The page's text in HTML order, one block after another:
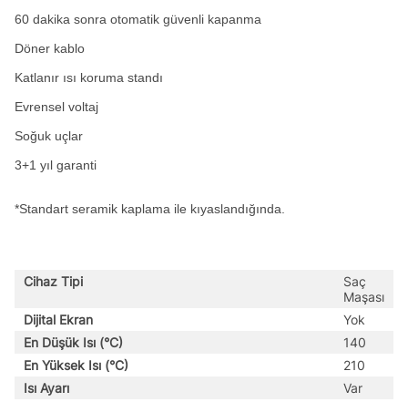
60 dakika sonra otomatik güvenli kapanma
Döner kablo
Katlanır ısı koruma standı
Evrensel voltaj
Soğuk uçlar
3+1 yıl garanti
*Standart seramik kaplama ile kıyaslandığında.
Cihaz Tipi
Saç
Maşası
Dijital Ekran
Yok
En Düşük Isı (°C)
140
En Yüksek Isı (°C)
210
Isı Ayarı
Var